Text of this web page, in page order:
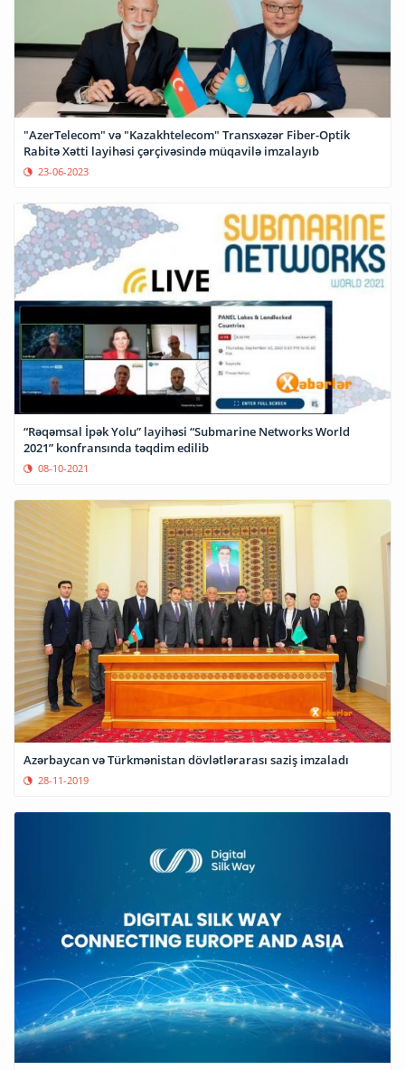
"AzerTelecom" və "Kazakhtelecom" Transxəzər Fiber-Optik
Rabitə Xətti layihəsi çərçivəsində müqavilə imzalayıb
23-06-2023
“Rəqəmsal İpək Yolu” layihəsi “Submarine Networks World
2021” konfransında təqdim edilib
08-10-2021
Azərbaycan və Türkmənistan dövlətlərarası saziş imzaladı
28-11-2019